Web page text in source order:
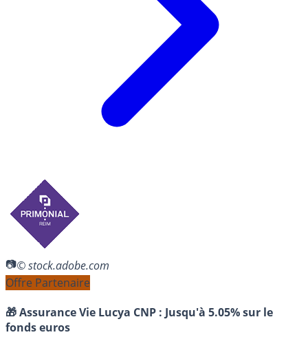
© stock.adobe.com
Offre Partenaire
🎁 Assurance Vie Lucya CNP : Jusqu'à 5.05% sur le
fonds euros